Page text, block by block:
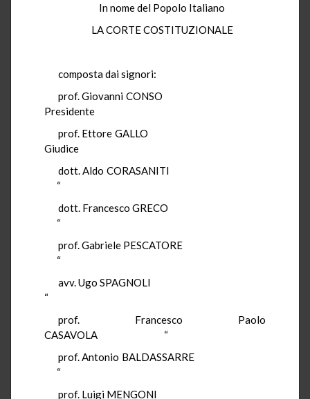
In nome del Popolo Italiano
LA CORTE COSTITUZIONALE
composta dai signori:
prof. Giovanni CONSO
Presidente
prof. Ettore GALLO
Giudice
dott. Aldo CORASANITI
“
dott. Francesco GRECO
“
prof. Gabriele PESCATORE
“
avv. Ugo SPAGNOLI
“
prof. Francesco Paolo
CASAVOLA “
prof. Antonio BALDASSARRE
“
prof. Luigi MENGONI